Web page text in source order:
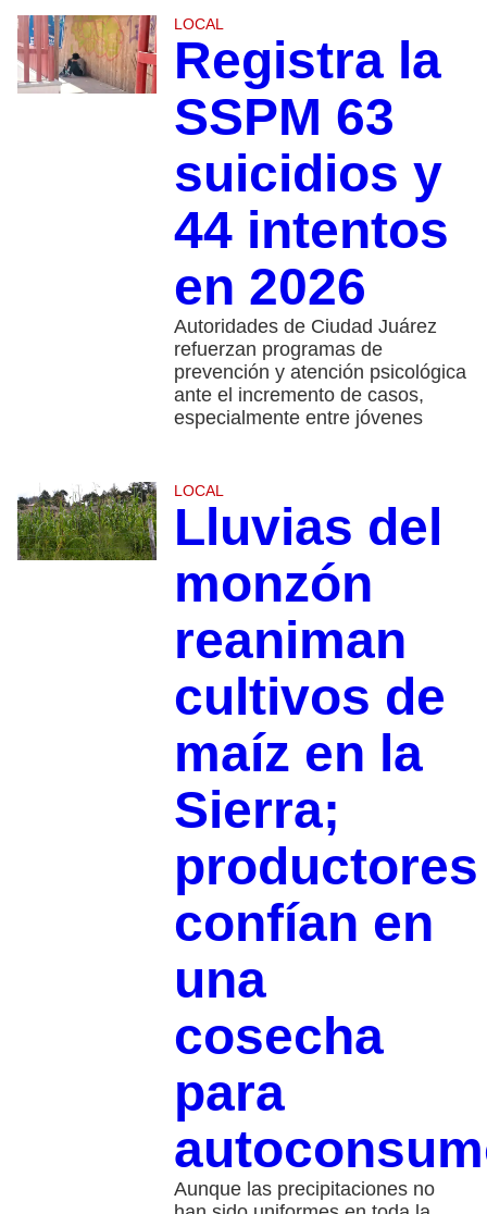
LOCAL
Registra la
SSPM 63
suicidios y
44 intentos
en 2026
Autoridades de Ciudad Juárez
refuerzan programas de
prevención y atención psicológica
ante el incremento de casos,
especialmente entre jóvenes
LOCAL
Lluvias del
monzón
reaniman
cultivos de
maíz en la
Sierra;
productores
confían en
una
cosecha
para
Aunque las precipitaciones no